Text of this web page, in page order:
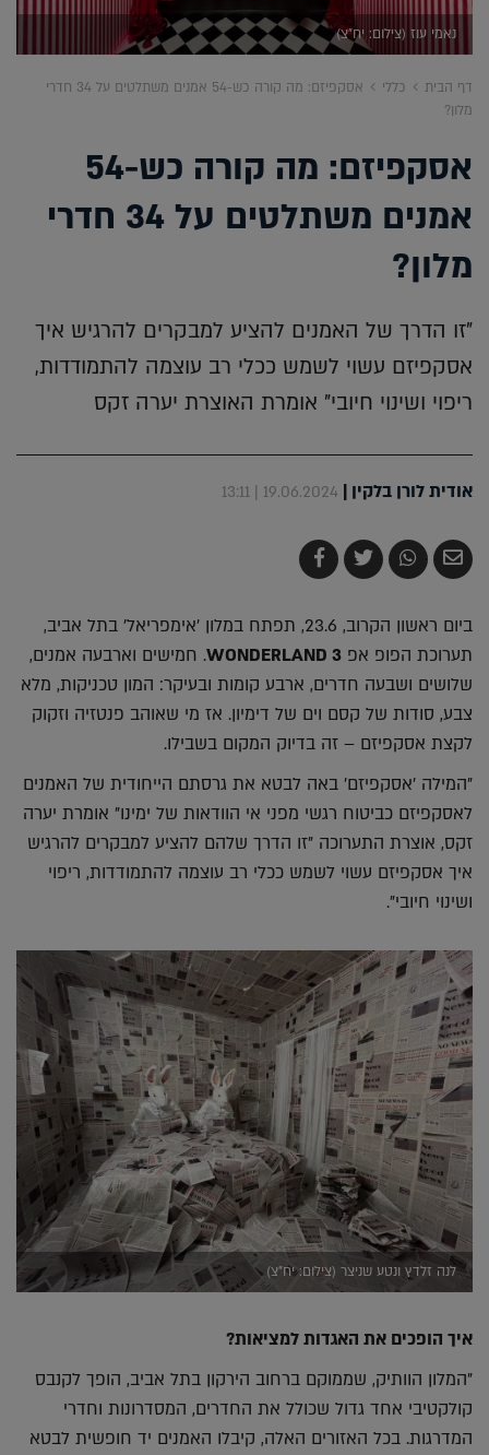
נאמי עוז (צילום: יח"צ)
דף הבית כללי
אסקפיזם: מה קורה כש-54 אמנים משתלטים על 34 חדרי
מלון?
אסקפיזם: מה קורה כש-54
אמנים משתלטים על 34 חדרי
מלון?
"זו הדרך של האמנים להציע למבקרים להרגיש איך
אסקפיזם עשוי לשמש ככלי רב עוצמה להתמודדות,
ריפוי ושינוי חיובי" אומרת האוצרת יערה זקס
אודית לורן בלקין |
19.06.2024 | 13:11
שלח
בדואר
שתף
ב-
צייץ
ב-
שתף
ב-
ביום ראשון הקרוב, 23.6, תפתח במלון 'אימפריאל' בתל אביב,
תערוכת הפופ אפ WONDERLAND 3. חמישים וארבעה אמנים,
שלושים ושבעה חדרים, ארבע קומות ובעיקר: המון טכניקות, מלא
צבע, סודות של קסם וים של דימיון. אז מי שאוהב פנטזיה וזקוק
לקצת אסקפיזם – זה בדיוק המקום בשבילו.
"המילה 'אסקפיזם' באה לבטא את גרסתם הייחודית של האמנים
לאסקפיזם כביטוח רגשי מפני אי הוודאות של ימינו" אומרת יערה
זקס, אוצרת התערוכה "זו הדרך שלהם להציע למבקרים להרגיש
איך אסקפיזם עשוי לשמש ככלי רב עוצמה להתמודדות, ריפוי
ושינוי חיובי".
לנה זלדץ ונטע שניצר (צילום: יח"צ)
איך הופכים את האגדות למציאות?
"המלון הוותיק, שממוקם ברחוב הירקון בתל אביב, הופך לקנבס
קולקטיבי אחד גדול שכולל את החדרים, המסדרונות וחדרי
המדרגות. בכל האזורים האלה, קיבלו האמנים יד חופשית לבטא